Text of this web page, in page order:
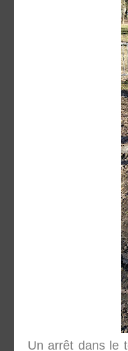
Un arrêt dans le